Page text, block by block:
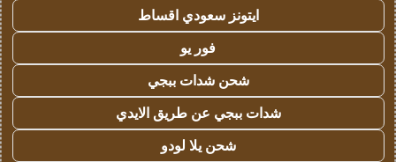
ايتونز سعودي اقساط
فور يو
شحن شدات ببجي
شدات ببجي عن طريق الايدي
شحن يلا لودو